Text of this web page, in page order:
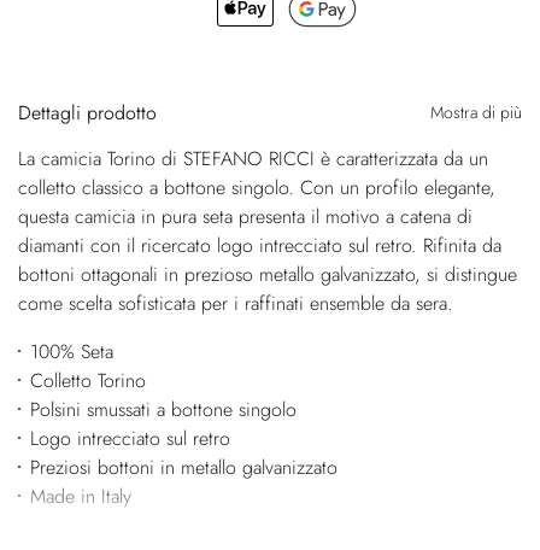
Dettagli prodotto Mostra di più
La camicia Torino di STEFANO RICCI è caratterizzata da un
colletto classico a bottone singolo. Con un profilo elegante,
questa camicia in pura seta presenta il motivo a catena di
diamanti con il ricercato logo intrecciato sul retro. Rifinita da
bottoni ottagonali in prezioso metallo galvanizzato, si distingue
come scelta sofisticata per i raffinati ensemble da sera.
100% Seta
Colletto Torino
Polsini smussati a bottone singolo
Logo intrecciato sul retro
Preziosi bottoni in metallo galvanizzato
Made in Italy